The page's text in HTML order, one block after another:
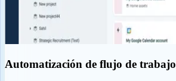
Automatización de flujo de trabajo